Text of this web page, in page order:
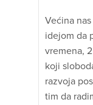
Većina
idejom da
vremena,
koji
razvoja
tim da